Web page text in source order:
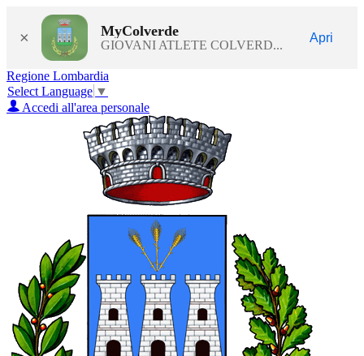
× MyColverde
GIOVANI ATLETE COLVERD...
Apri
Regione Lombardia
Select Language ▼
Accedi all'area personale